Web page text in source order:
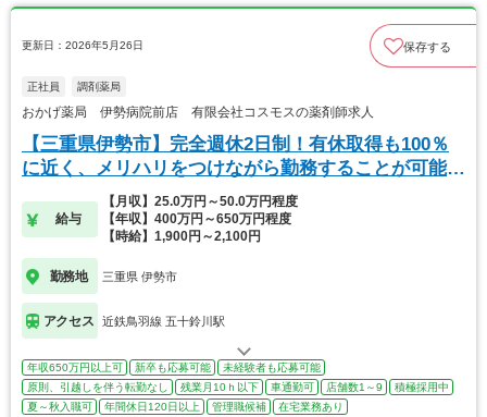
更新日：2026年5月26日 保存する
正社員 調剤薬局
おかげ薬局 伊勢病院前店 有限会社コスモスの薬剤師求人
【三重県伊勢市】完全週休2日制！有休取得も100％
に近く、メリハリをつけながら勤務することが可能で
給与
【月収】25.0万円～50.0万円程度
【年収】400万円～650万円程度
【時給】1,900円～2,100円
勤務地 三重県 伊勢市
アクセス 近鉄鳥羽線 五十鈴川駅
年収650万円以上可 新卒も応募可能
未経験者も応募可能
原則、引越しを伴う転勤なし
残業月10ｈ以下 車通勤可 店舗数1～9
積極採用中
夏～秋入職可
年間休日120日以上 管理職候補 在宅業務あり